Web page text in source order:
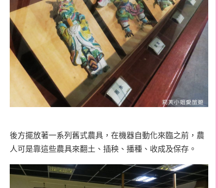
後方擺放著一系列舊式農具，在機器自動化來臨之前，農
人可是靠這些農具來翻土、插秧、播種、收成及保存。